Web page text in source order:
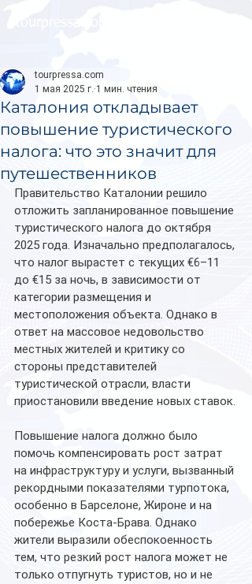
Каталония откладывает
повышение туристического
налога: что это значит для
путешественников
tourpressa.com
1 мая 2025 г. 1 мин. чтения
Правительство Каталонии решило
отложить запланированное повышение
туристического налога до октября
2025 года. Изначально предполагалось,
что налог вырастет с текущих €6–11
до €15 за ночь, в зависимости от
категории размещения и
местоположения объекта. Однако в
ответ на массовое недовольство
местных жителей и критику со
стороны представителей
туристической отрасли, власти
приостановили введение новых ставок.
Повышение налога должно было
помочь компенсировать рост затрат
на инфраструктуру и услуги, вызванный
рекордными показателями турпотока,
особенно в Барселоне, Жироне и на
побережье Коста-Брава. Однако
жители выразили обеспокоенность
тем, что резкий рост налога может не
только отпугнуть туристов, но и не